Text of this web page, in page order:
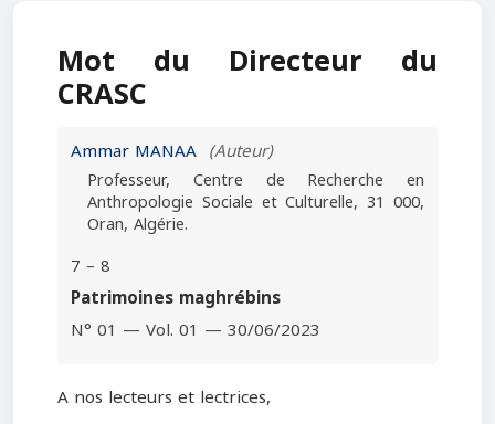
Mot du Directeur du
CRASC
Ammar MANAA (Auteur)
Professeur, Centre de Recherche en
Anthropologie Sociale et Culturelle, 31 000,
Oran, Algérie.
7 – 8
Patrimoines maghrébins
N° 01 — Vol. 01 — 30/06/2023
A nos lecteurs et lectrices,